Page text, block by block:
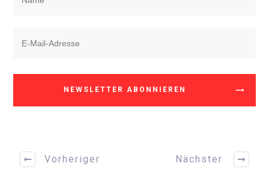
NEWSLETTER ABONNIEREN
Vorheriger Nächster